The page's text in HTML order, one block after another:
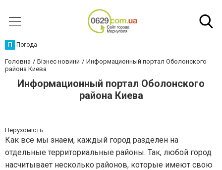
П Погода
Головна Бізнес новини
Информационный портал Оболонского
района Киева
Информационный портал Оболонского
района Киева
Нерухомість
Как все мы знаем, каждый город разделен на
отдельные территориальные районы. Так, любой город
насчитывает несколько районов, которые имеют свою